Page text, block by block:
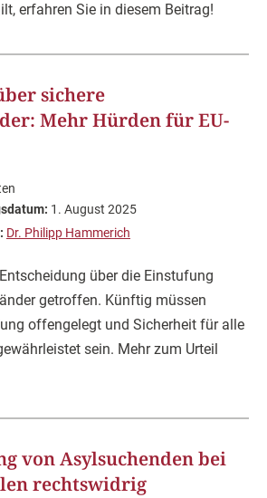
erfahren Sie in diesem Beitrag!
sichere
Mehr Hürden für EU-
1. August 2025
Dr. Philipp Hammerich
über die Einstufung
getroffen. Künftig müssen
offengelegt und Sicherheit für alle
sein. Mehr zum Urteil
von Asylsuchenden bei
rechtswidrig